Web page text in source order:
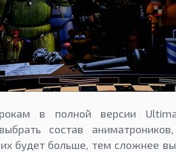
в полной версии
состав
их будет больше, тем сложнее